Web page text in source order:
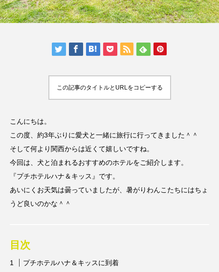
プライバシーポリシー
この記事のタイトルとURLをコピーする
こんにちは。
この度、約3年ぶりに愛犬と一緒に旅行に行ってきました＾＾
そして何より関西からは近くて嬉しいですね。
今回は、犬と泊まれるおすすめのホテルをご紹介します。
『プチホテルハナ＆キッス』です。
あいにくお天気は曇っていましたが、暑がりわんこたちにはちょ
うど良いのかな＾＾
目次
プチホテルハナ＆キッスに到着